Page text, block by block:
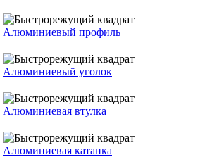
Алюминиевый профиль
Алюминиевый уголок
Алюминиевая втулка
Алюминиевая катанка